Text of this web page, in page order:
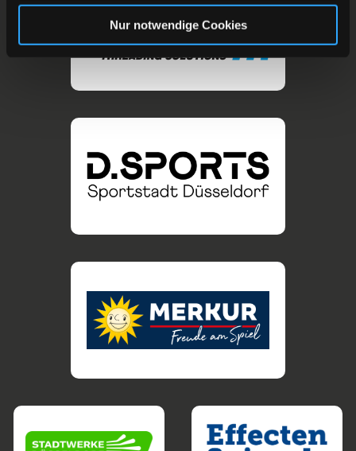
Nur notwendige Cookies